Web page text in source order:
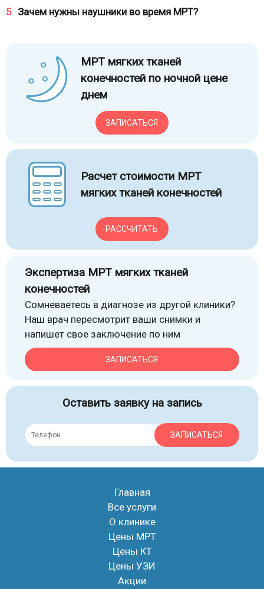
МРТ мягких тканей
конечностей по ночной цене
днем
ЗАПИСАТЬСЯ
Расчет стоимости МРТ
мягких тканей конечностей
РАССЧИТАТЬ
Экспертиза МРТ мягких тканей
конечностей
Сомневаетесь в диагнозе из другой клиники?
Наш врач пересмотрит ваши снимки и
напишет свое заключение по ним
ЗАПИСАТЬСЯ
Оставить заявку на запись
ЗАПИСАТЬСЯ
5 Зачем нужны наушники во время МРТ?
Главная
Все услуги
О клинике
Цены МРТ
Цены КТ
Цены УЗИ
Акции